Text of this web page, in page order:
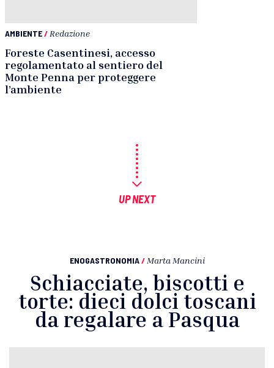
AMBIENTE/ Redazione
Foreste Casentinesi, accesso
regolamentato al sentiero del
Monte Penna per proteggere
l’ambiente
UP NEXT
ENOGASTRONOMIA / Marta Mancini
Schiacciate, biscotti e
torte: dieci dolci toscani
da regalare a Pasqua